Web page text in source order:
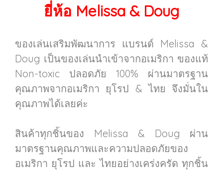
ยี่ห้อ Melissa & Doug
ของเล่นเสริมพัฒนาการ แบรนด์ Melissa &
Doug เป็นของเล่นนำเข้าจากอเมริกา ของแท้
Non-toxic ปลอดภัย 100% ผ่านมาตรฐาน
คุณภาพจากอเมริกา ยุโรป & ไทย จึงมั่นใน
คุณภาพได้เลยค่ะ
สินค้าทุกชิ้นของ Melissa & Doug ผ่าน
มาตรฐานคุณภาพและความปลอดภัยของ
อเมริกา ยุโรป และ ไทยอย่างเคร่งครัด ทุกชิ้น